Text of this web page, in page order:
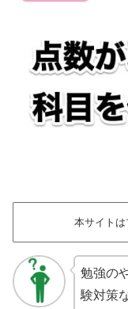
本サイト
勉強の
験対策